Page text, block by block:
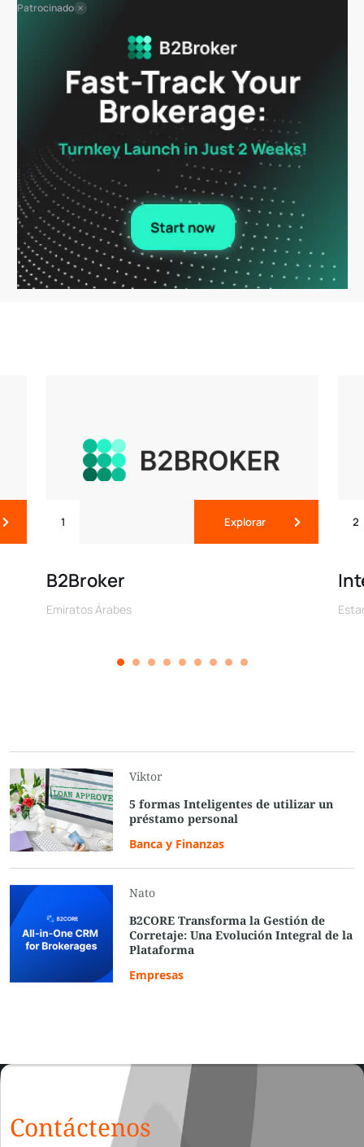
Patrocinado
1 Explorar
B2Broker
Emiratos Árabes
2
Viktor
5 formas Inteligentes de utilizar un
préstamo personal
Banca y Finanzas
Nato
B2CORE Transforma la Gestión de
Corretaje: Una Evolución Integral de la
Plataforma
Empresas
Contáctenos